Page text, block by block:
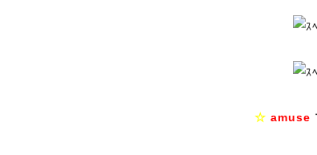
☆ amuse